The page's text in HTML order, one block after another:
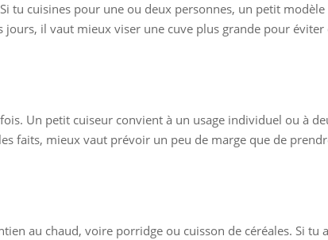
tu cuisines pour une ou deux personnes, un petit
il vaut mieux viser une cuve plus grande pour
Un petit cuiseur convient à un usage individuel ou à
faits, mieux vaut prévoir un peu de marge que de
au chaud, voire porridge ou cuisson de céréales. Si tu